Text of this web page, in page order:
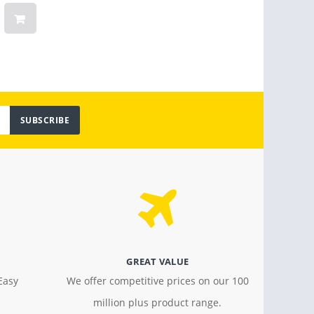
SUBSCRIBE
GREAT VALUE
We offer competitive prices on our 100
million plus product range.